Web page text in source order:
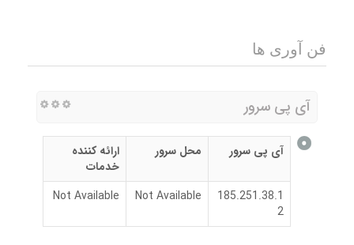
فن آوری ها
آی پی سرور
آی پی سرور محل سرور
ارائه کننده
خدمات
185.251.38.1
2
Not Available
Not Available